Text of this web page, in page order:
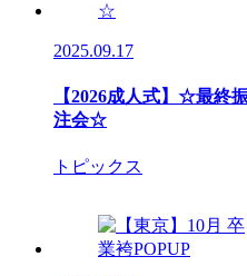
2025.09.17
【2026成人式】☆最終
注会☆
トピックス